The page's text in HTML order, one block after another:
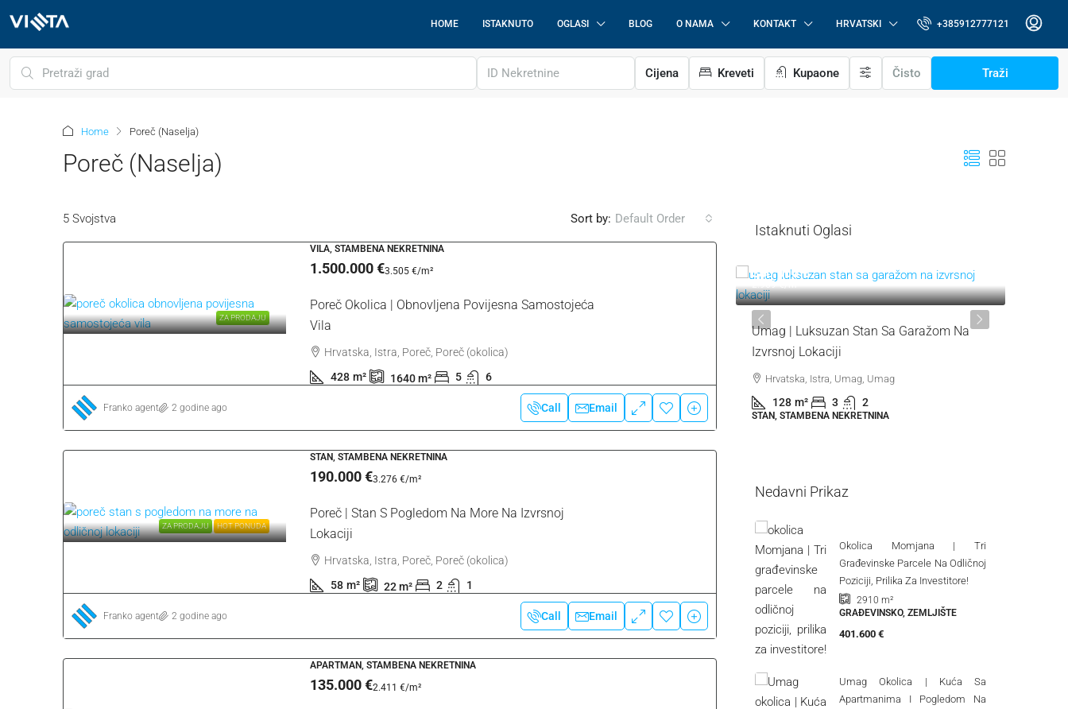
HOME ISTAKNUTO OGLASI BLOG O NAMA KONTAKT HRVATSKI +385912777121
Cijena Kreveti Kupaone Čisto Traži
Home Poreč (Naselja)
Poreč (Naselja)
5 Svojstva Sort by: Default Order
ZA PRODAJU
VILA, STAMBENA NEKRETNINA
1.500.000 €3.505 €/m²
Poreč Okolica | Obnovljena Povijesna Samostojeća
Vila
Hrvatska, Istra, Poreč, Poreč (okolica)
428 m² 1640m² 5 6
Franko agent 2 godine ago Call Email
ZA PRODAJU HOT PONUDA
STAN, STAMBENA NEKRETNINA
190.000 €3.276 €/m²
Poreč | Stan S Pogledom Na More Na Izvrsnoj
Lokaciji
Hrvatska, Istra, Poreč, Poreč (okolica)
58 m² 22m² 2 1
Franko agent 2 godine ago Call Email
APARTMAN, STAMBENA NEKRETNINA
135.000 €2.411 €/m²
Istaknuti Oglasi
205.000 €
Zemljište
Hrvatska, Istra, Buje, Grožnjan
GRAĐEVINSKO, ZEMLJIŠTE
Izvrsnoj Lokaciji
m² 2
STAN, STAMBENA NEKRETNINA
319.000 €
3.544 €
Novigrad, Okolica | Dvoetažni Stan Na
Odličnoj Lokaciji S Pogledom Na More
Hrvatska, Istra, Novigrad, Novigrad (okolica)
90 m²
STAN, STAMBENA NEKRETNINA
Nedavni Prikaz
Okolica Momjana | Tri
Građevinske Parcele Na Odličnoj
Poziciji, Prilika Za Investitore!
2910 m²
GRAĐEVINSKO, ZEMLJIŠTE
401.600 €
Umag Okolica | Kuća Sa
Apartmanima I Pogledom Na